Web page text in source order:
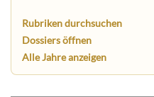
Rubriken durchsuchen
Dossiers öffnen
Alle Jahre anzeigen